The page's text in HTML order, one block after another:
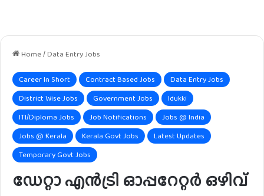
Home/ Data Entry Jobs
Career In Short Contract Based Jobs
Data Entry Jobs
District Wise Jobs
Government Jobs
Idukki
ITI/Diploma Jobs
Job Notifications
Jobs @ India
Jobs @ Kerala
Kerala Govt Jobs
Latest Updates
Temporary Govt Jobs
ഡേറ്റാ എൻട്രി ഓപ്പറേറ്റർ ഒഴിവ്